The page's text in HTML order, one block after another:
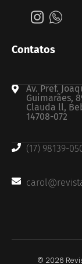
Contatos
Av. Pref.
Guimarães,
Clauda ll,
14708-072
(17) 98139-
© 2026